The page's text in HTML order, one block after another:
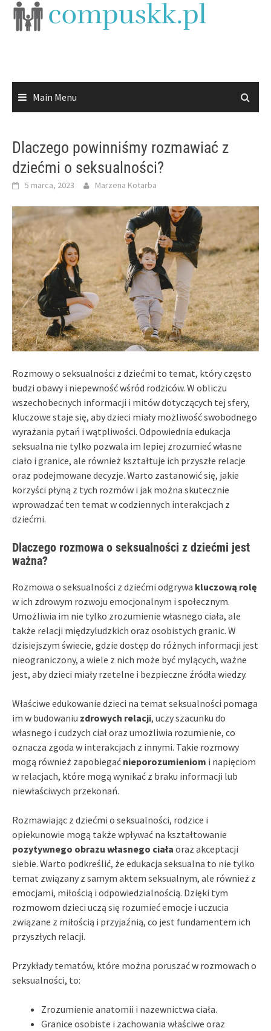
Skip
Main Menu
Dlaczego powinniśmy rozmawiać z
dziećmi o seksualności?
5 marca, 2023 Marzena Kotarba
Rozmowy o seksualności z dziećmi to temat, który często
budzi obawy i niepewność wśród rodziców. W obliczu
wszechobecnych informacji i mitów dotyczących tej sfery,
kluczowe staje się, aby dzieci miały możliwość swobodnego
wyrażania pytań i wątpliwości. Odpowiednia edukacja
seksualna nie tylko pozwala im lepiej zrozumieć własne
ciało i granice, ale również kształtuje ich przyszłe relacje
oraz podejmowane decyzje. Warto zastanowić się, jakie
korzyści płyną z tych rozmów i jak można skutecznie
wprowadzać ten temat w codziennych interakcjach z
dziećmi.
Dlaczego rozmowa o seksualności z dziećmi jest
ważna?
Rozmowa o seksualności z dziećmi odgrywa kluczową rolę
w ich zdrowym rozwoju emocjonalnym i społecznym.
Umożliwia im nie tylko zrozumienie własnego ciała, ale
także relacji międzyludzkich oraz osobistych granic. W
dzisiejszym świecie, gdzie dostęp do różnych informacji jest
nieograniczony, a wiele z nich może być mylących, ważne
jest, aby dzieci miały rzetelne i bezpieczne źródła wiedzy.
Właściwe edukowanie dzieci na temat seksualności pomaga
im w budowaniu zdrowych relacji, uczy szacunku do
własnego i cudzych ciał oraz umożliwia rozumienie, co
oznacza zgoda w interakcjach z innymi. Takie rozmowy
mogą również zapobiegać nieporozumieniom i napięciom
w relacjach, które mogą wynikać z braku informacji lub
niewłaściwych przekonań.
Rozmawiając z dziećmi o seksualności, rodzice i
opiekunowie mogą także wpływać na kształtowanie
pozytywnego obrazu własnego ciała oraz akceptacji
siebie. Warto podkreślić, że edukacja seksualna to nie tylko
temat związany z samym aktem seksualnym, ale również z
emocjami, miłością i odpowiedzialnością. Dzięki tym
rozmowom dzieci uczą się rozumieć emocje i uczucia
związane z miłością i przyjaźnią, co jest fundamentem ich
przyszłych relacji.
Przykłady tematów, które można poruszać w rozmowach o
seksualności, to:
Zrozumienie anatomii i nazewnictwa ciała.
Granice osobiste i zachowania właściwe oraz